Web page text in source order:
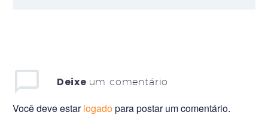
Deixe um comentário
Você deve estarlogadopara postar um comentário.